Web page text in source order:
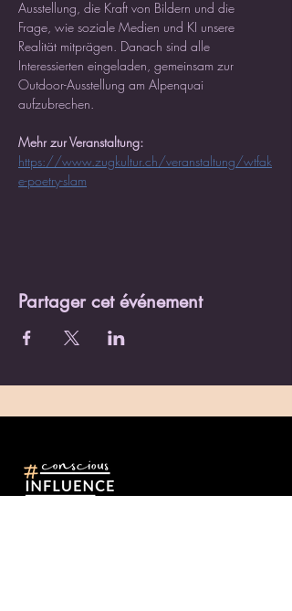
Ausstellung, die Kraft von Bildern und die
Frage, wie soziale Medien und KI unsere
Realität mitprägen. Danach sind alle
Interessierten eingeladen, gemeinsam zur
Outdoor-Ausstellung am Alpenquai
aufzubrechen.
Mehr zur Veranstaltung:
https://www.zugkultur.ch/veranstaltung/wtfak
e-poetry-slam
Partager cet événement